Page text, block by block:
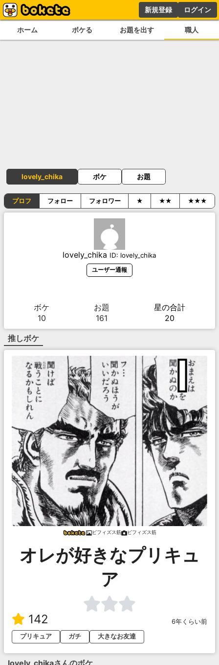
新規登録 ログイン
ホーム ボケる お題を出す 職人
lovely_chika ボケ お題
プロフ フォロー フォロワー ★ ★★ ★★★
lovely_chika ID: lovely_chika
ユーザー通報
ボケ
10
お題
161
星の合計
20
推しボケ
ビフィズス筋 ビフィズス筋
オレが好きなプリキュ
ア
142
6年くらい前
プリキュア
ガチ 大きなお友達
lovely_chikaさんのボケ